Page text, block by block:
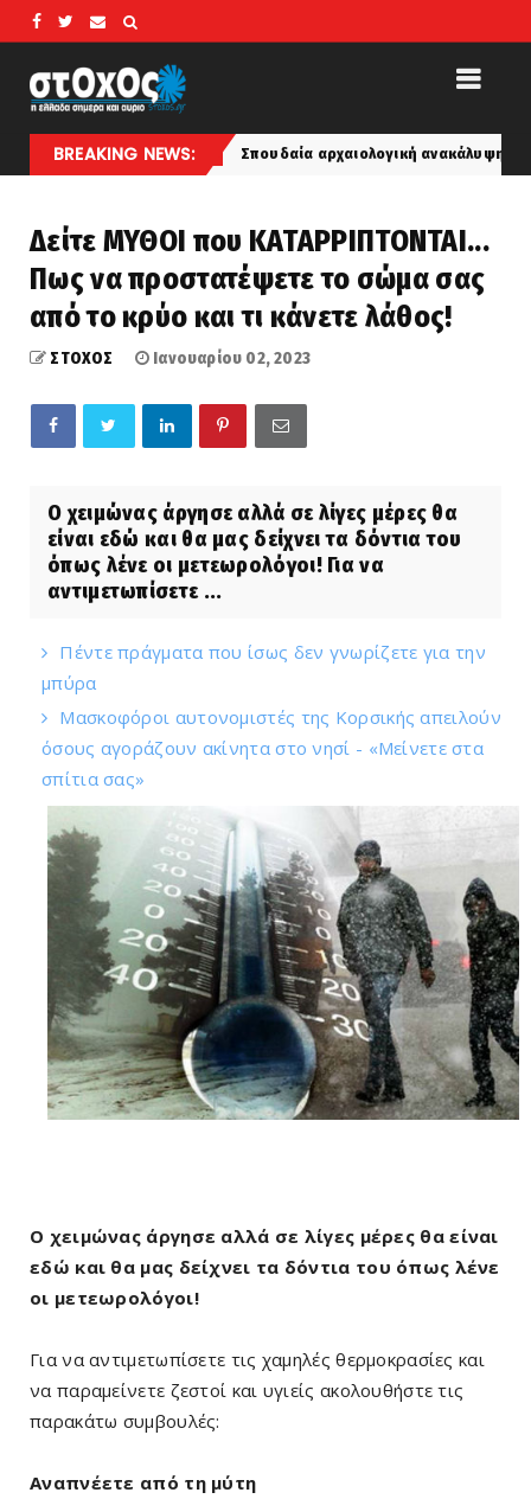
BREAKING NEWS:
latest Σπουδαία αρχαιολογική ανακάλυψη στην
Δείτε ΜΥΘΟΙ που ΚΑΤΑΡΡΙΠΤΟΝΤΑΙ...
Πως να προστατέψετε το σώμα σας
από το κρύο και τι κάνετε λάθος!
ΣΤΟΧΟΣ Ιανουαρίου 02, 2023
Ο χειμώνας άργησε αλλά σε λίγες μέρες θα
είναι εδώ και θα μας δείχνει τα δόντια του
όπως λένε οι μετεωρολόγοι! Για να
αντιμετωπίσετε ...
Πέντε πράγματα που ίσως δεν γνωρίζετε για την
μπύρα
Μασκοφόροι αυτονομιστές της Κορσικής απειλούν
όσους αγοράζουν ακίνητα στο νησί - «Μείνετε στα
σπίτια σας»
Ο χειμώνας άργησε αλλά σε λίγες μέρες θα είναι
εδώ και θα μας δείχνει τα δόντια του όπως λένε
οι μετεωρολόγοι!
Για να αντιμετωπίσετε τις χαμηλές θερμοκρασίες και
να παραμείνετε ζεστοί και υγιείς ακολουθήστε τις
παρακάτω συμβουλές:
Αναπνέετε από τη μύτη